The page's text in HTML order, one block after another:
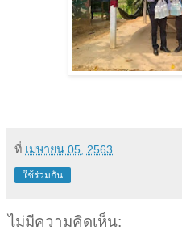
ที่ เมษายน 05, 2563
ใช้ร่วมกัน
ไม่มีความคิดเห็น: